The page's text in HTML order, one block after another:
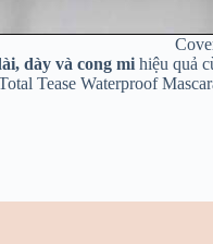
dày và cong mi hiệu quả
Tease Waterproof